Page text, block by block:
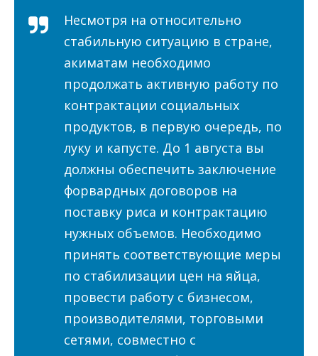
Несмотря на относительно
стабильную ситуацию в стране,
акиматам необходимо
продолжать активную работу по
контрактации социальных
продуктов, в первую очередь, по
луку и капусте. До 1 августа вы
должны обеспечить заключение
форвардных договоров на
поставку риса и контрактацию
нужных объемов. Необходимо
принять соответствующие меры
по стабилизации цен на яйца,
провести работу с бизнесом,
производителями, торговыми
сетями, совместно с